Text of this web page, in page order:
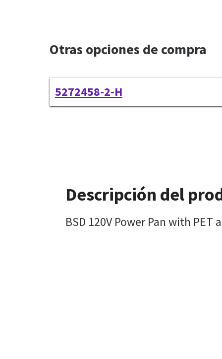
Otras opciones de compra
5272458-2-H
Descripción del
BSD 120V Power Pan with PET